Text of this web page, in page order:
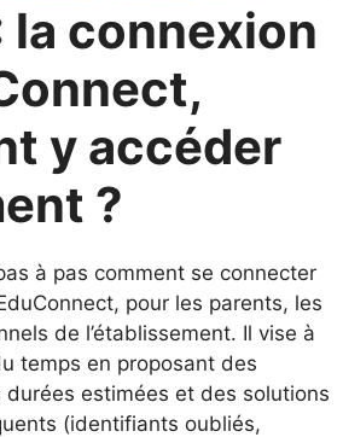
la connexion
y accéder
?
à pas comment se connecter
pour les parents, les
de l’établissement. Il vise à
temps en proposant des
estimées et des solutions
(identifiants oubliés,